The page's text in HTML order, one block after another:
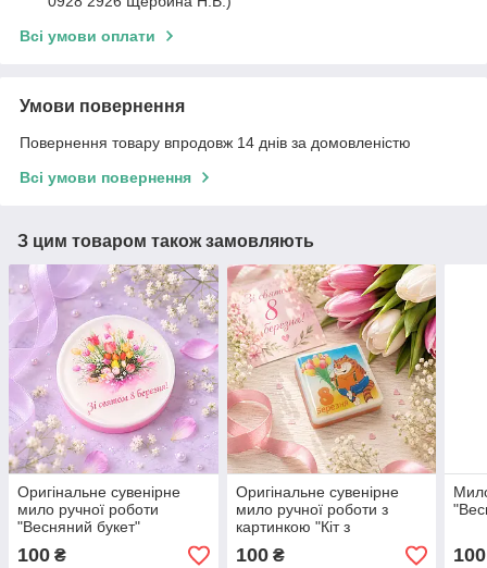
Всі умови оплати
Умови повернення
Повернення товару впродовж 14 днів за домовленістю
Всі умови повернення
З цим товаром також замовляють
Оригінальне сувенірне
мило ручної роботи
"Весняний букет"
100 ₴
Оригінальне сувенірне
мило ручної роботи з
картинкою "Кіт з
тюльпанами"
100₴ 100